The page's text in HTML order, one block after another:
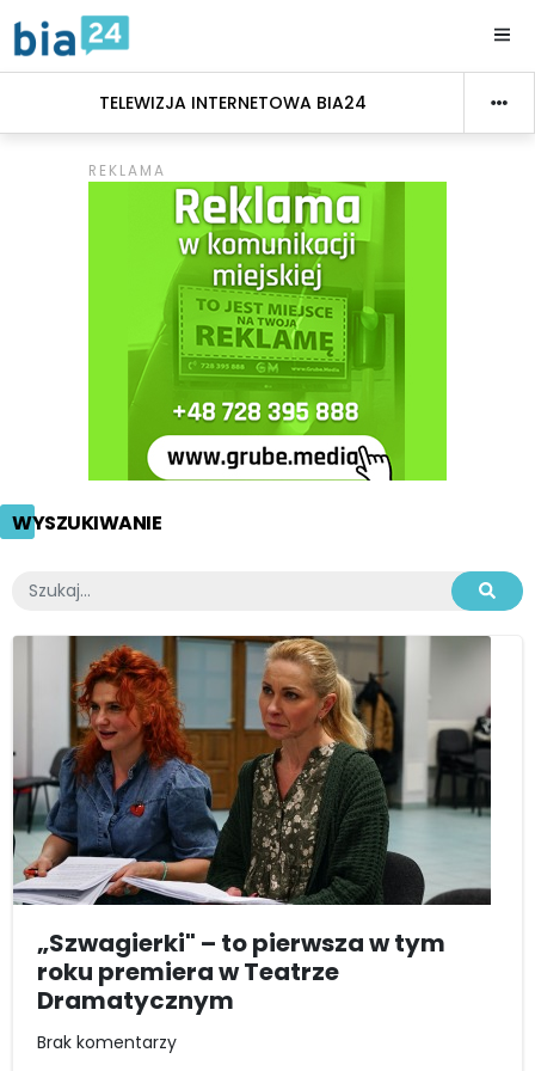
TELEWIZJA INTERNETOWA BIA24
WYSZUKIWANIE
„Szwagierki" – to pierwsza w tym
roku premiera w Teatrze
Dramatycznym
Brak komentarzy